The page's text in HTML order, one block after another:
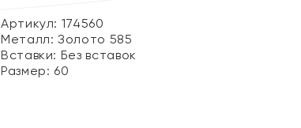
Артикул: 174560
Металл:Золото 585
Вставки: Без вставок
Размер: 60